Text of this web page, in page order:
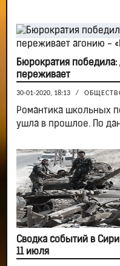
Бюрократия победила:
переживает
30-01-2020, 18:13 /
Романтика школьных
ушла в прошлое. По
Сводка событий в
11 июля